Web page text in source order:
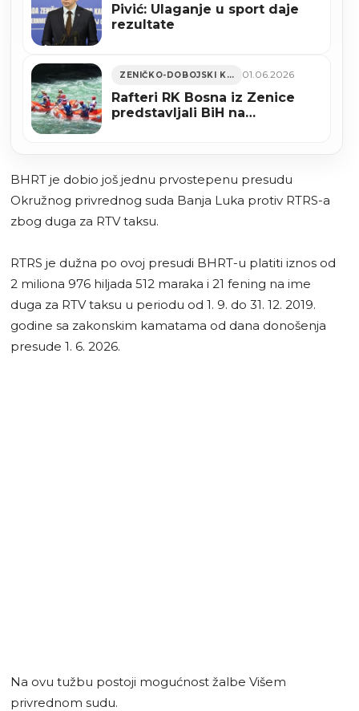
Pivić: Ulaganje u sport daje
rezultate
ZENIČKO-DOBOJSKI KANTON 01.06.2026
Rafteri RK Bosna iz Zenice
predstavljali BiH na
BHRT je dobio još jednu prvostepenu presudu
Okružnog privrednog suda Banja Luka protiv RTRS-a
zbog duga za RTV taksu.
RTRS je dužna po ovoj presudi BHRT-u platiti iznos od
2 miliona 976 hiljada 512 maraka i 21 fening na ime
duga za RTV taksu u periodu od 1. 9. do 31. 12. 2019.
godine sa zakonskim kamatama od dana donošenja
presude 1. 6. 2026.
Na ovu tužbu postoji mogućnost žalbe Višem
privrednom sudu.